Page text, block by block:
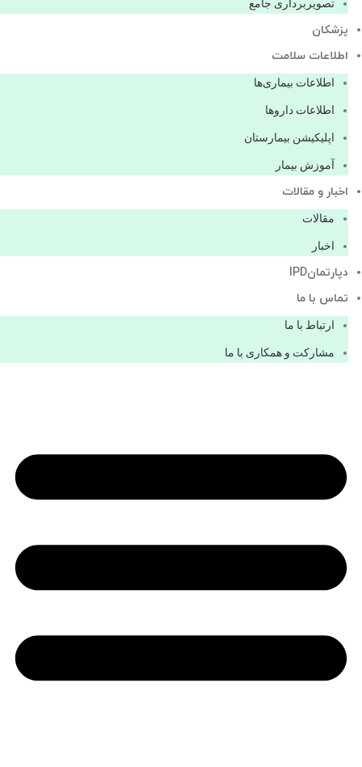
تصویربرداری جامع
پزشكان
اطلاعات سلامت
اطلاعات بیماری‌ها
اطلاعات دارو‌ها
اپليكيشن بيمارستان
آموزش بیمار
اخبار و مقالات
مقالات
اخبار
دپارتمانIPD
تماس با ما
ارتباط با ما
مشاركت و همكاری با ما